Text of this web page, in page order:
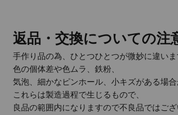
返品・交換についての注
手作り品の為、ひとつひとつが微妙に違いま
色の個体差や色ムラ、鉄粉、
気泡、細かなピンホール、小キズがある場合
これらは製造過程で生じるもので、
良品の範囲内になりますので不良品ではござ